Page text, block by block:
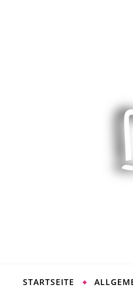
STARTSEITE